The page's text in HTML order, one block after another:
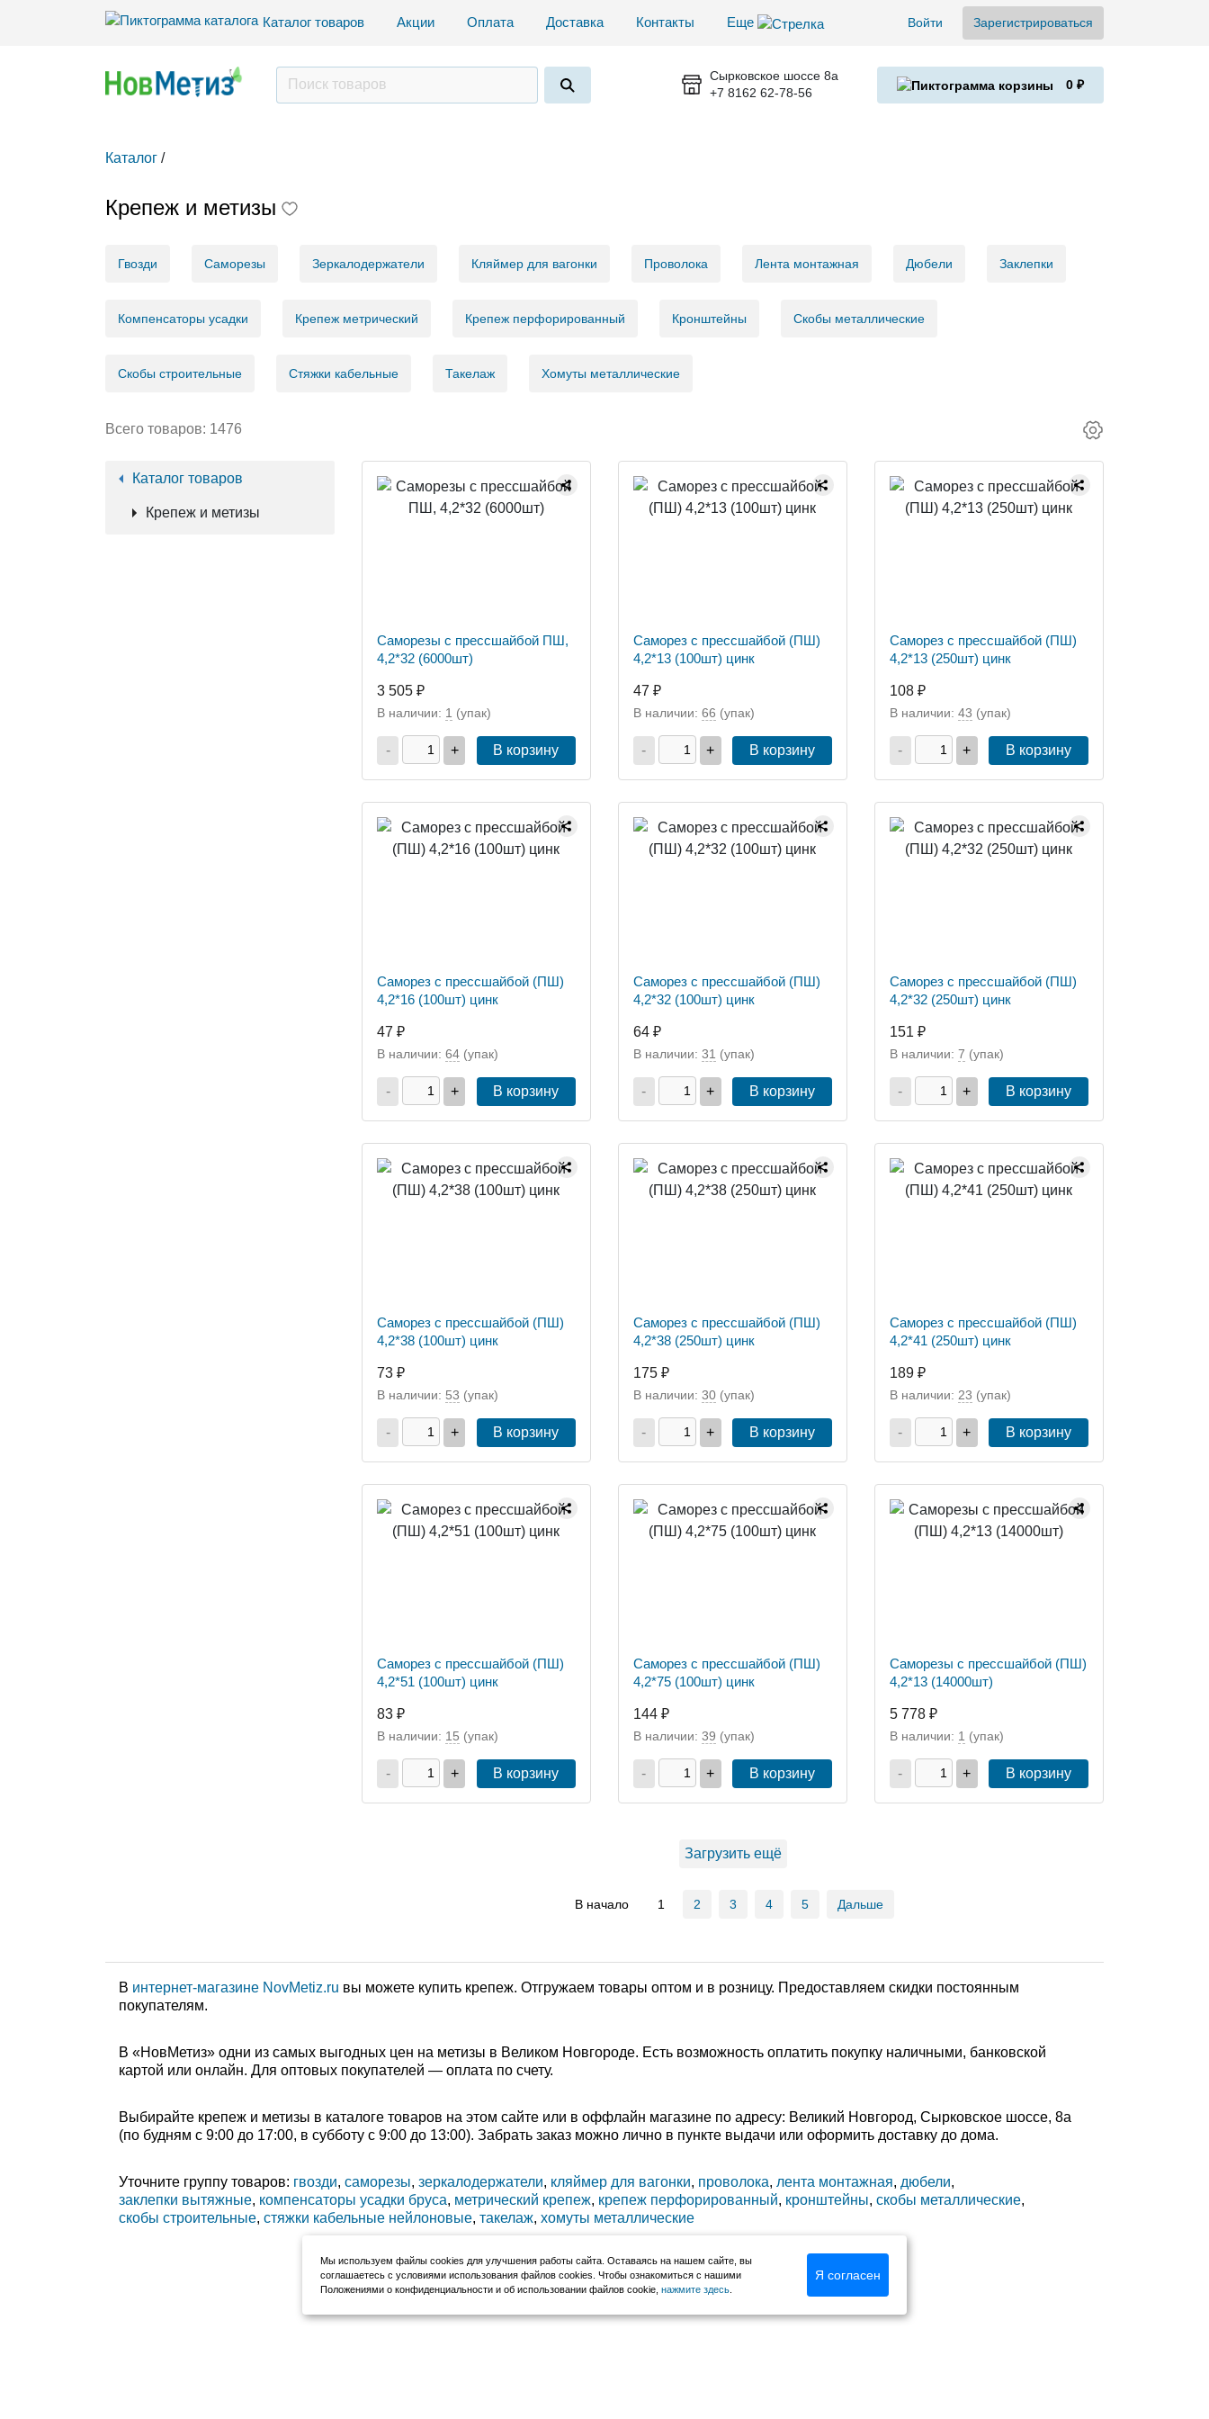
Каталог товаров Акции Оплата Доставка Контакты Еще Войти Зарегистрироваться
Сырковское шоссе 8а
+7 8162 62-78-56
0 ₽
Каталог /
Крепеж и метизы
Гвозди Саморезы Зеркалодержатели Кляймер для вагонки Проволока Лента монтажная Дюбели Заклепки
Компенсаторы усадки Крепеж метрический Крепеж перфорированный Кронштейны Скобы металлические
Скобы строительные Стяжки кабельные Такелаж Хомуты металлические
Всего товаров: 1476
Каталог товаров
Крепеж и метизы
Саморезы с прессшайбой ПШ,
4,2*32 (6000шт)
3 505 ₽
В наличии: 1 (упак)
- + В корзину
Саморез с прессшайбой (ПШ)
4,2*13 (100шт) цинк
47 ₽
В наличии: 66 (упак)
- + В корзину
Саморез с прессшайбой (ПШ)
4,2*13 (250шт) цинк
108 ₽
В наличии: 43 (упак)
- + В корзину
Саморез с прессшайбой (ПШ)
4,2*16 (100шт) цинк
47 ₽
В наличии: 64 (упак)
- + В корзину
Саморез с прессшайбой (ПШ)
4,2*32 (100шт) цинк
64 ₽
В наличии: 31 (упак)
- + В корзину
Саморез с прессшайбой (ПШ)
4,2*32 (250шт) цинк
151 ₽
В наличии: 7 (упак)
- + В корзину
Саморез с прессшайбой (ПШ)
4,2*38 (100шт) цинк
73 ₽
В наличии: 53 (упак)
- + В корзину
Саморез с прессшайбой (ПШ)
4,2*38 (250шт) цинк
175 ₽
В наличии: 30(упак)
- + В корзину
Саморез с прессшайбой (ПШ)
4,2*41 (250шт) цинк
189 ₽
В наличии: 23 (упак)
- + В корзину
Саморез с прессшайбой (ПШ)
4,2*51 (100шт) цинк
83 ₽
В наличии: 15 (упак)
- + В корзину
Саморез с прессшайбой (ПШ)
4,2*75 (100шт) цинк
144 ₽
В наличии: 39 (упак)
- + В корзину
Саморезы с прессшайбой (ПШ)
4,2*13 (14000шт)
5 778 ₽
В наличии: 1 (упак)
- + В корзину
Загрузить ещё
В начало 1 2 3 4 5 Дальше
В интернет-магазине NovMetiz.ru вы можете купить крепеж. Отгружаем товары оптом и в розницу. Предоставляем скидки постоянным
покупателям.
В «НовМетиз» одни из самых выгодных цен на метизы в Великом Новгороде. Есть возможность оплатить покупку наличными, банковской
картой или онлайн. Для оптовых покупателей — оплата по счету.
Выбирайте крепеж и метизы в каталоге товаров на этом сайте или в оффлайн магазине по адресу: Великий Новгород, Сырковское шоссе, 8а
(по будням с 9:00 до 17:00, в субботу с 9:00 до 13:00). Забрать заказ можно лично в пункте выдачи или оформить доставку до дома.
Уточните группу товаров: гвозди, саморезы, зеркалодержатели, кляймер для вагонки, проволока, лента монтажная, дюбели,
заклепки вытяжные, компенсаторы усадки бруса, метрический крепеж, крепеж перфорированный, кронштейны, скобы металлические,
скобы строительные, стяжки кабельные нейлоновые, такелаж, хомуты металлические
Мы используем файлы cookies для улучшения работы сайта. Оставаясь на нашем сайте, вы
соглашаетесь с условиями использования файлов cookies. Чтобы ознакомиться с нашими
Положениями о конфиденциальности и об использовании файлов cookie, нажмите здесь
Я согласен